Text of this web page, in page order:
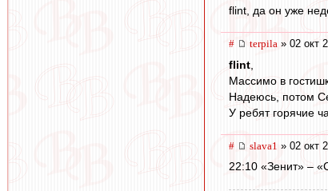
flint, да он уже
# terpila » 02 окт
flint
Массимо в
Надеюсь, потом
У ребят горячие
# slava1 » 02 окт
22:10 «Зенит» –